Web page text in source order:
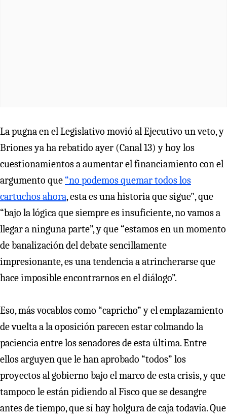
La pugna en el Legislativo movió al Ejecutivo un veto, y
Briones ya ha rebatido ayer (Canal 13) y hoy los
cuestionamientos a aumentar el financiamiento con el
argumento que “no podemos quemar todos los
cartuchos ahora, esta es una historia que sigue", que
“bajo la lógica que siempre es insuficiente, no vamos a
llegar a ninguna parte”, y que “estamos en un momento
de banalización del debate sencillamente
impresionante, es una tendencia a atrincherarse que
hace imposible encontrarnos en el diálogo”.
Eso, más vocablos como “capricho” y el emplazamiento
de vuelta a la oposición parecen estar colmando la
paciencia entre los senadores de esta última. Entre
ellos arguyen que le han aprobado “todos” los
proyectos al gobierno bajo el marco de esta crisis, y que
tampoco le están pidiendo al Fisco que se desangre
antes de tiempo, que sí hay holgura de caja todavía. Que